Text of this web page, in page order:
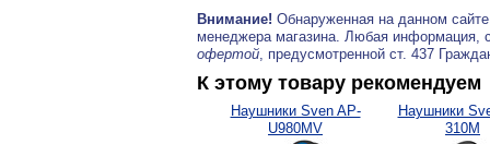
Внимание! Обнаруженная на данном
менеджера магазина. Любая информация,
офертой, предусмотренной ст. 437
К этому товару рекомендуем
Наушники Sven AP-
U980MV
Наушники
310M